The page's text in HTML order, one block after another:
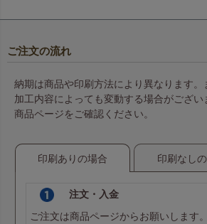
ご注文の流れ
納期は商品や印刷方法により異なります
加工内容によっても変動する場合がござ
商品ページをご確認ください。
印刷ありの場合 印刷なし
注文・入金
ご注文は商品ページからお願いします